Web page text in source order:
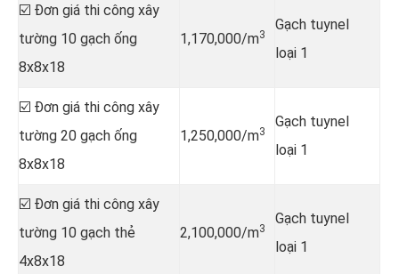
☑️ Đơn giá thi công xây
tường 10 gạch ống
8x8x18
1,170,000/m3
Gạch tuynel
loại 1
☑️ Đơn giá thi công xây
tường 20 gạch ống
8x8x18
1,250,000/m3
Gạch tuynel
loại 1
☑️ Đơn giá thi công xây
tường 10 gạch thẻ
4x8x18
2,100,000/m3
Gạch tuynel
loại 1